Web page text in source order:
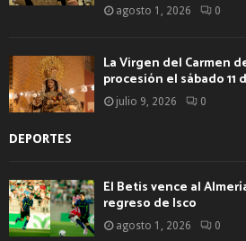
agosto 1, 2026 0
La Virgen del Carmen
procesión el sábado 11
julio 9, 2026 0
DEPORTES
El Betis vence al
regreso de Isco
agosto 1, 2026 0